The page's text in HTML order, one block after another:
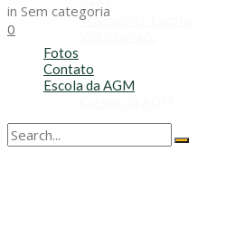
Refis
Transporte Escolar
Fotos
Contato
Escola da AGM
in Sem categoria
0